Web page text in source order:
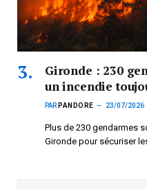
Gironde : 230
un incendie
PAR PANDORE 23/07/2026
Plus de 230 gendarmes
Gironde pour sécuriser